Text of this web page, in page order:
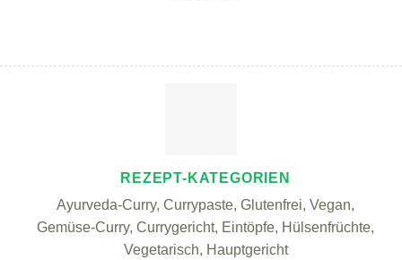
REZEPT-KATEGORIEN
Ayurveda-Curry, Currypaste, Glutenfrei, Vegan,
Gemüse-Curry, Currygericht, Eintöpfe, Hülsenfrüchte,
Vegetarisch, Hauptgericht